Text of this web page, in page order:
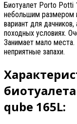
Биотуалет Porto Potti
небольшим размером
вариант для
походных условиях.
Занимает мало
неприятные запахи.
qube 165L: